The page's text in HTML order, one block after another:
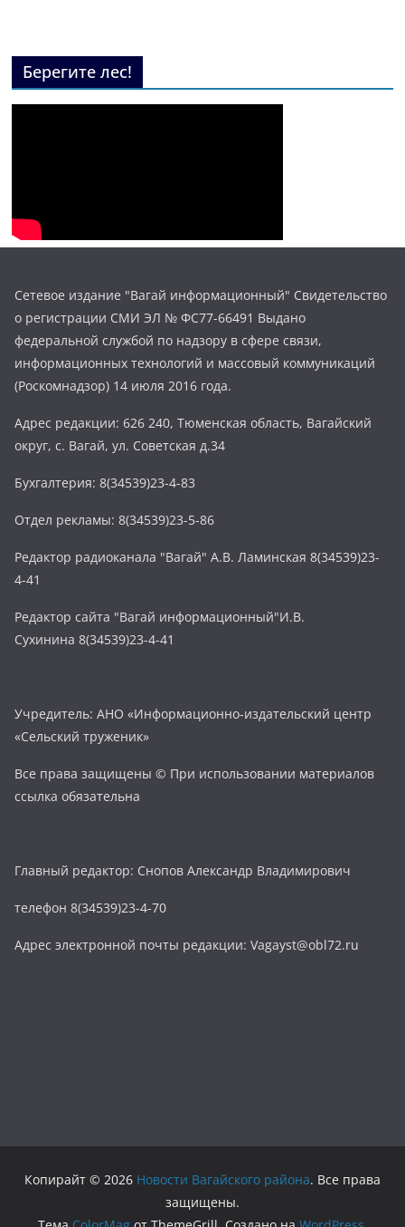
Берегите лес!
Сетевое издание "Вагай информационный" Свидетельство
о регистрации СМИ ЭЛ № ФС77-66491 Выдано
федеральной службой по надзору в сфере связи,
информационных технологий и массовый коммуникаций
(Роскомнадзор) 14 июля 2016 года.
Адрес редакции: 626 240, Тюменская область, Вагайский
округ, с. Вагай, ул. Советская д.34
Бухгалтерия: 8(34539)23-4-83
Отдел рекламы: 8(34539)23-5-86
Редактор радиоканала "Вагай" А.В. Ламинская 8(34539)23-
4-41
Редактор сайта "Вагай информационный"И.В.
Сухинина 8(34539)23-4-41
Учредитель: АНО «Информационно-издательский центр
«Сельский труженик»
Все права защищены © При использовании материалов
ссылка обязательна
Главный редактор: Снопов Александр Владимирович
телефон 8(34539)23-4-70
Адрес электронной почты редакции: Vagayst@obl72.ru
Копирайт © 2026 Новости Вагайского района. Все права
защищены.